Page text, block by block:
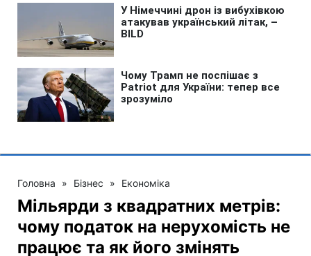
Головна » Бізнес » Економіка
Мільярди з квадратних метрів:
чому податок на нерухомість не
працює та як його змінять